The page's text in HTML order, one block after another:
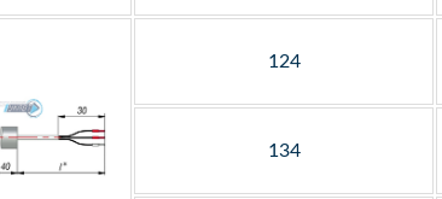
124
134